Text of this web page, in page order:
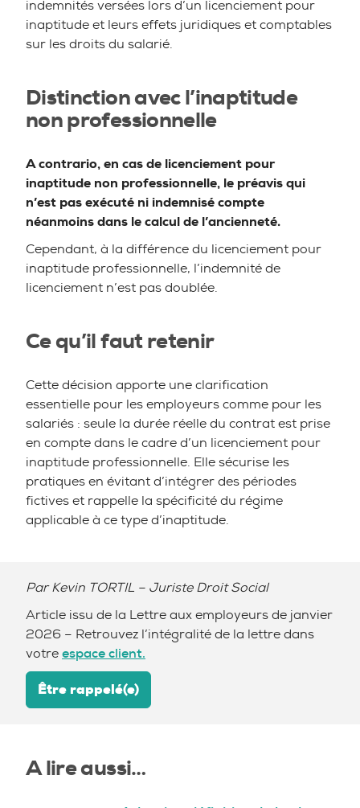
indemnités versées lors d’un licenciement pour
inaptitude et leurs effets juridiques et comptables
sur les droits du salarié.
Distinction avec l’inaptitude
non professionnelle
A contrario, en cas de licenciement pour
inaptitude non professionnelle, le préavis qui
n’est pas exécuté ni indemnisé compte
néanmoins dans le calcul de l’ancienneté.
Cependant, à la différence du licenciement pour
inaptitude professionnelle, l’indemnité de
licenciement n’est pas doublée.
Ce qu’il faut retenir
Cette décision apporte une clarification
essentielle pour les employeurs comme pour les
salariés : seule la durée réelle du contrat est prise
en compte dans le cadre d’un licenciement pour
inaptitude professionnelle. Elle sécurise les
pratiques en évitant d’intégrer des périodes
fictives et rappelle la spécificité du régime
applicable à ce type d’inaptitude.
Par Kevin TORTIL – Juriste Droit Social
Article issu de la Lettre aux employeurs de janvier
2026 – Retrouvez l’intégralité de la lettre dans
votreespace client.
Être rappelé(e)
A lire aussi…